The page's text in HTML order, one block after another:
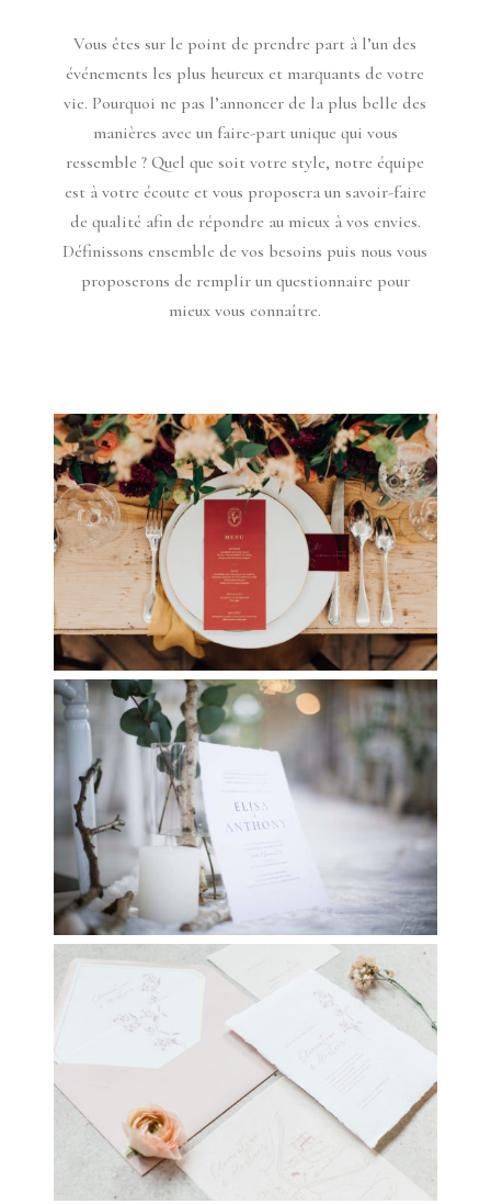
Vous êtes sur le point de prendre part à l’un des
événements les plus heureux et marquants de votre
vie. Pourquoi ne pas l’annoncer de la plus belle des
manières avec un faire-part unique qui vous
ressemble ? Quel que soit votre style, notre équipe
est à votre écoute et vous proposera un savoir-faire
de qualité afin de répondre au mieux à vos envies.
Définissons ensemble de vos besoins puis nous vous
proposerons de remplir un questionnaire pour
mieux vous connaître.